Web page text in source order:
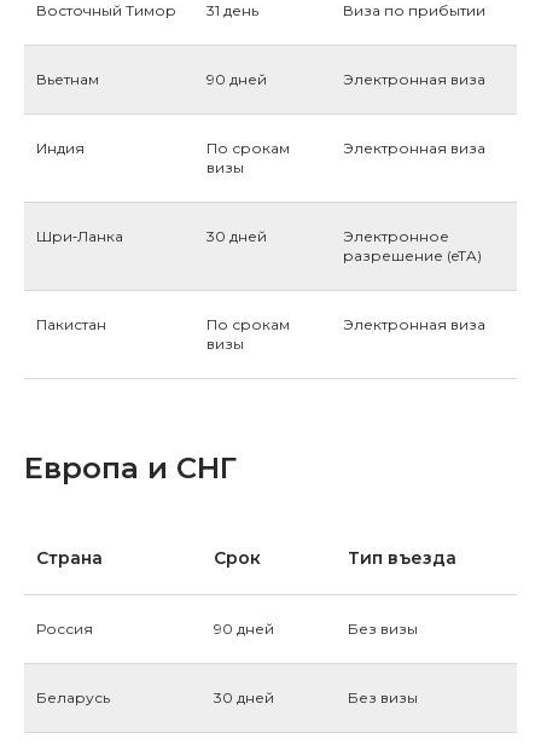
Восточный Тимор 31 день Виза по прибытии
Вьетнам 90 дней Электронная виза
Индия
По срокам
визы
Электронная виза
Шри‑Ланка 30 дней
Электронное
разрешение (eTA)
Пакистан
По срокам
визы
Электронная виза
Европа и СНГ
Страна Срок Тип въезда
Россия 90 дней Без визы
Беларусь 30 дней Без визы